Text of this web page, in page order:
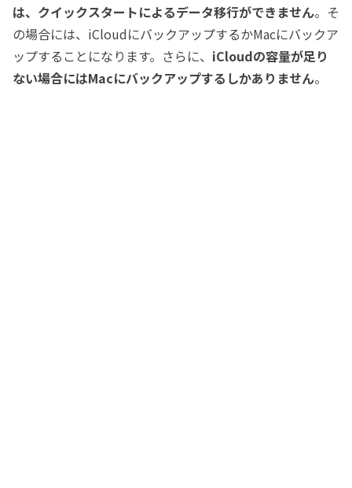
は、クイックスタートによるデータ移行ができません。そ
の場合には、iCloudにバックアップするかMacにバックア
ップすることになります。さらに、 iCloudの容量が足り
ない場合にはMacにバックアップするしかありません。